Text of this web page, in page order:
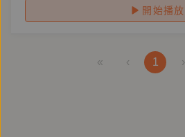
開始播放
« ‹ 1 ›